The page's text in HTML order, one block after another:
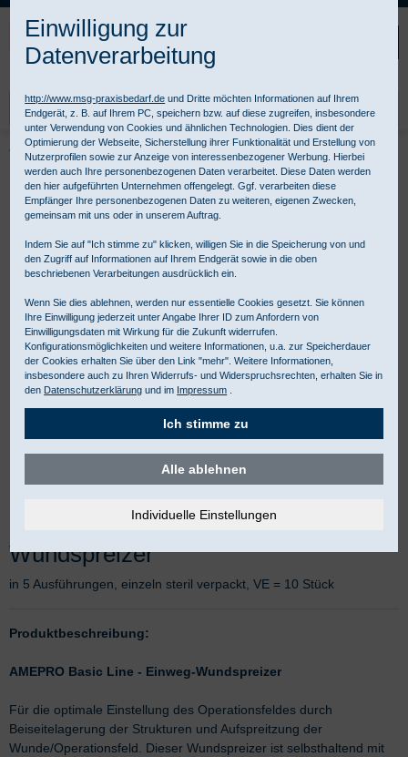
Praxisbedarf Shop Instrumente
Einmalinstrumente
AMEPRO Einmalinstrumente
Ergänzungsinstrumente Wundspreizer
Wundspreizer
in 5 Ausführungen, einzeln steril verpackt, VE = 10 Stück
Produktbeschreibung:
AMEPRO Basic Line - Einweg-Wundspreizer
Für die optimale Einstellung des Operationsfeldes durch
Beiseitelagerung der Strukturen und Aufspreitzung der
Wunde/Operationsfeld. Dieser Wundspreizer ist selbsthaltend mit
Einwilligung zur
Datenverarbeitung
http://www.msg-praxisbedarf.de und Dritte möchten Informationen auf Ihrem
Endgerät, z. B. auf Ihrem PC, speichern bzw. auf diese zugreifen, insbesondere
unter Verwendung von Cookies und ähnlichen Technologien. Dies dient der
Optimierung der Webseite, Sicherstellung ihrer Funktionalität und Erstellung von
Nutzerprofilen sowie zur Anzeige von interessenbezogener Werbung. Hierbei
werden auch Ihre personenbezogenen Daten verarbeitet. Diese Daten werden
den hier aufgeführten Unternehmen offengelegt. Ggf. verarbeiten diese
Empfänger Ihre personenbezogenen Daten zu weiteren, eigenen Zwecken,
gemeinsam mit uns oder in unserem Auftrag.
Indem Sie auf "Ich stimme zu" klicken, willigen Sie in die Speicherung von und
den Zugriff auf Informationen auf Ihrem Endgerät sowie in die oben
beschriebenen Verarbeitungen ausdrücklich ein.
Wenn Sie dies ablehnen, werden nur essentielle Cookies gesetzt. Sie können
Ihre Einwilligung jederzeit unter Angabe Ihrer ID zum Anfordern von
Einwilligungsdaten mit Wirkung für die Zukunft widerrufen.
Konfigurationsmöglichkeiten und weitere Informationen, u.a. zur Speicherdauer
der Cookies erhalten Sie über den Link "mehr". Weitere Informationen,
insbesondere auch zu Ihren Widerrufs- und Widerspruchsrechten, erhalten Sie in
den Datenschutzerklärung und im Impressum
Ich stimme zu
Alle ablehnen